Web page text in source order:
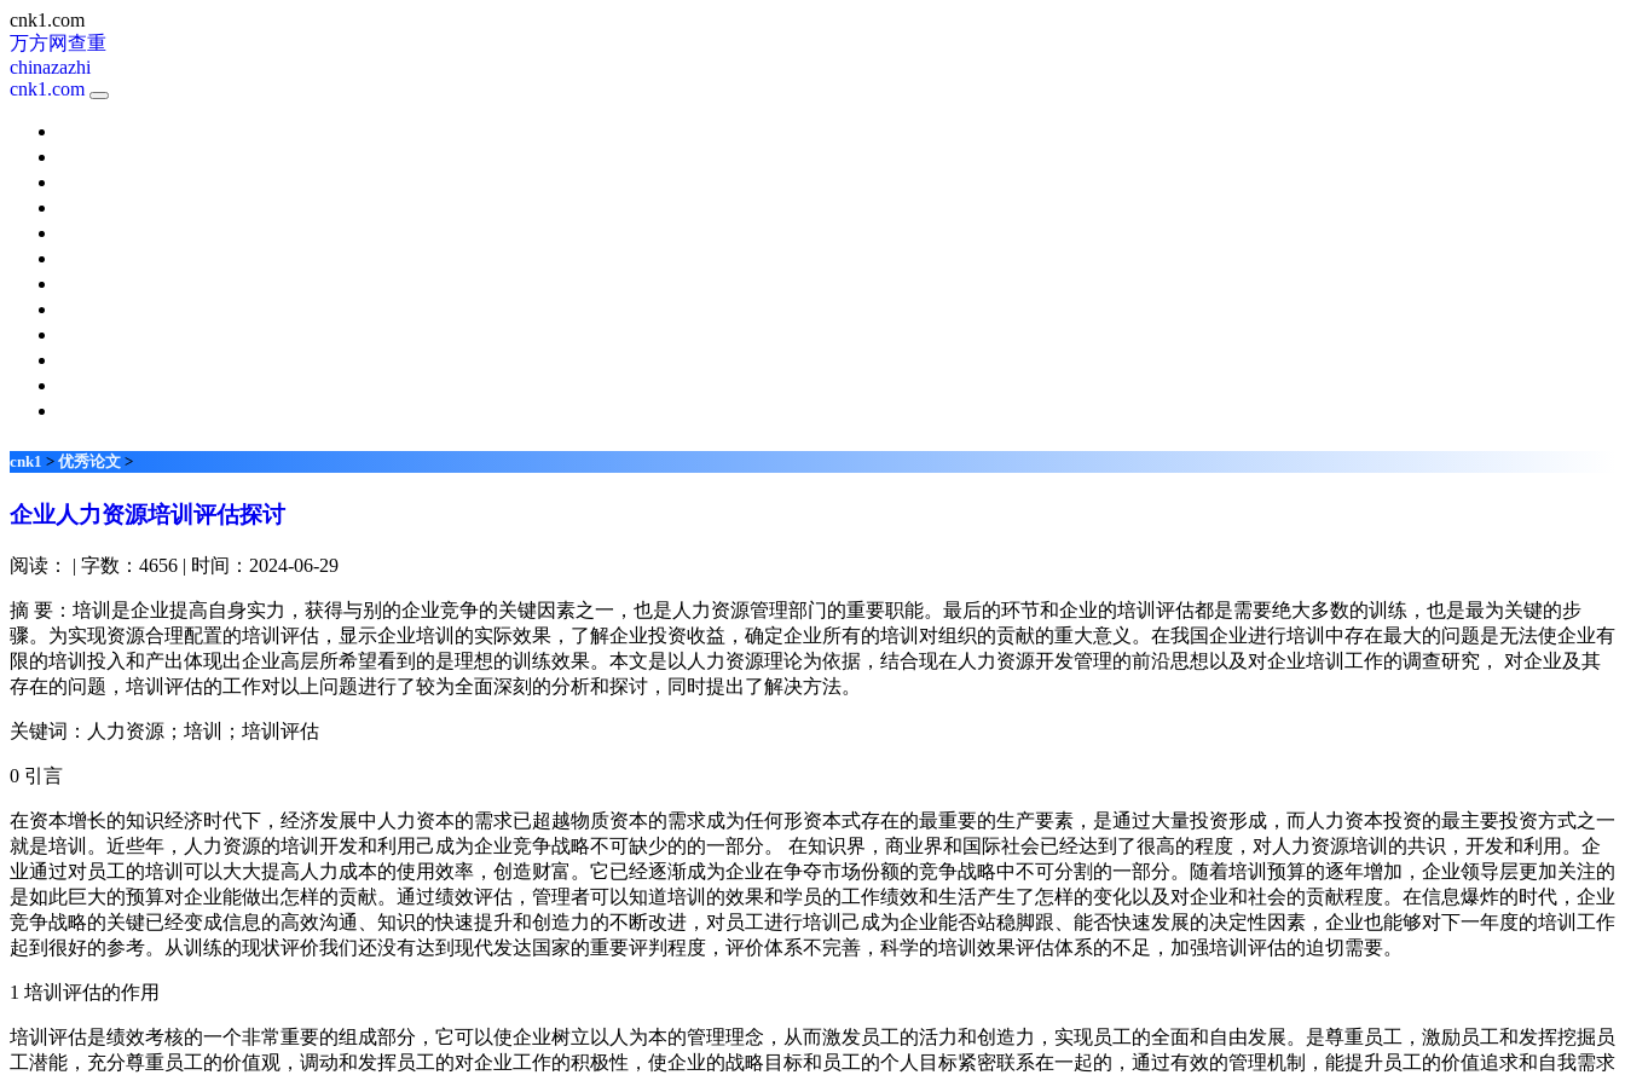
cnk1.com
万方网查重
chinazazhi
cnk1.com
cnk1 > 优秀论文 >
企业人力资源培训评估探讨
阅读： | 字数：4656 | 时间：2024-06-29
摘 要：培训是企业提高自身实力，获得与别的企业竞争的关键因素之一，也是人力资源管理部门的重要职能。最后的环节和企业的培训评估都是需要绝大多数的训练，也是最为关键的步
骤。为实现资源合理配置的培训评估，显示企业培训的实际效果，了解企业投资收益，确定企业所有的培训对组织的贡献的重大意义。在我国企业进行培训中存在最大的问题是无法使企业有
限的培训投入和产出体现出企业高层所希望看到的是理想的训练效果。本文是以人力资源理论为依据，结合现在人力资源开发管理的前沿思想以及对企业培训工作的调查研究， 对企业及其
存在的问题，培训评估的工作对以上问题进行了较为全面深刻的分析和探讨，同时提出了解决方法。
关键词：人力资源；培训；培训评估
0 引言
在资本增长的知识经济时代下，经济发展中人力资本的需求已超越物质资本的需求成为任何形资本式存在的最重要的生产要素，是通过大量投资形成，而人力资本投资的最主要投资方式之一
就是培训。近些年，人力资源的培训开发和利用己成为企业竞争战略不可缺少的的一部分。 在知识界，商业界和国际社会已经达到了很高的程度，对人力资源培训的共识，开发和利用。企
业通过对员工的培训可以大大提高人力成本的使用效率，创造财富。它已经逐渐成为企业在争夺市场份额的竞争战略中不可分割的一部分。随着培训预算的逐年增加，企业领导层更加关注的
是如此巨大的预算对企业能做出怎样的贡献。通过绩效评估，管理者可以知道培训的效果和学员的工作绩效和生活产生了怎样的变化以及对企业和社会的贡献程度。在信息爆炸的时代，企业
竞争战略的关键已经变成信息的高效沟通、知识的快速提升和创造力的不断改进，对员工进行培训己成为企业能否站稳脚跟、能否快速发展的决定性因素，企业也能够对下一年度的培训工作
起到很好的参考。从训练的现状评价我们还没有达到现代发达国家的重要评判程度，评价体系不完善，科学的培训效果评估体系的不足，加强培训评估的迫切需要。
1 培训评估的作用
培训评估是绩效考核的一个非常重要的组成部分，它可以使企业树立以人为本的管理理念，从而激发员工的活力和创造力，实现员工的全面和自由发展。是尊重员工，激励员工和发挥挖掘员
工潜能，充分尊重员工的价值观，调动和发挥员工的对企业工作的积极性，使企业的战略目标和员工的个人目标紧密联系在一起的，通过有效的管理机制，能提升员工的价值追求和自我需求